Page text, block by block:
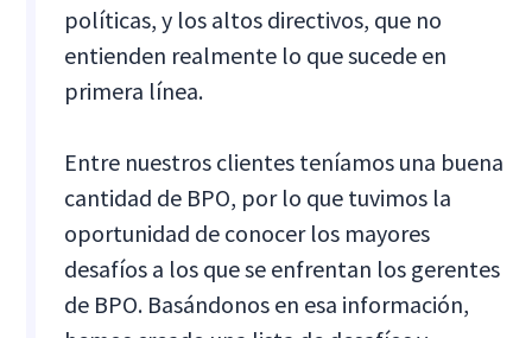
políticas, y los altos directivos, que no
entienden realmente lo que sucede en
primera línea.
Entre nuestros clientes teníamos una buena
cantidad de BPO, por lo que tuvimos la
oportunidad de conocer los mayores
desafíos a los que se enfrentan los gerentes
de BPO. Basándonos en esa información,